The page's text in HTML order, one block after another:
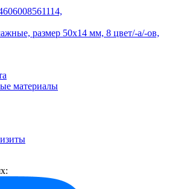
размер 50x14 мм, 8 цвет/-а/-ов,
материалы